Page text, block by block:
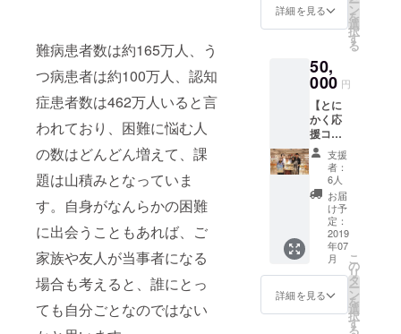
難病患者数は約165万人、う
つ病患者は約100万人、認知
症患者数は462万人いると言
われており、困難に悩む人
の数はどんどん増えて、課
題は山積みとなっていま
す。自身がなんらかの困難
に出会うこともあれば、ご
家族や友人が当事者になる
場合も考えると、誰にとっ
ても自分ごとなのではない
大阪に
（6/22
（土）
14-16時
@東
京、
7/6（土
）14-16
時＠大
阪で開
催） ・
サイト
に名前
を掲載
させて
いただ
（希望
者の
す ・ブ
「soar
tea」の
mornin
g＆
nightを
2セット
お届け
します
・サイ
トに名
前を掲
載させ
ていた
だきま
す（希
望者の
み） ※
公開イ
ンタ
ビュー
待
（2019
年6月以
降、東
京都内
で開
催。オ
ンライ
ンでの
参加も
可能）
※日程は
後ほど
調整さ
せてい
ただき
ます ・
詳細を見る ン
を
選
択
す
る
50,
000 円
【とに
かく応
援コー
ス】 ・
代表工
藤から
のお礼
メール
・サイ
トリ
ニュー
アルま
での進
捗を伝
える
メール
支援
者：
6人
お届
け予
定：
2019
年07
月
詳細を見る
こ
の
リ
タ
ー
ン
を
選
択
す
る